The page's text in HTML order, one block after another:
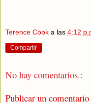
Terence Cook a las 4:12
Compartir
No hay comentarios.:
Publicar un comentario